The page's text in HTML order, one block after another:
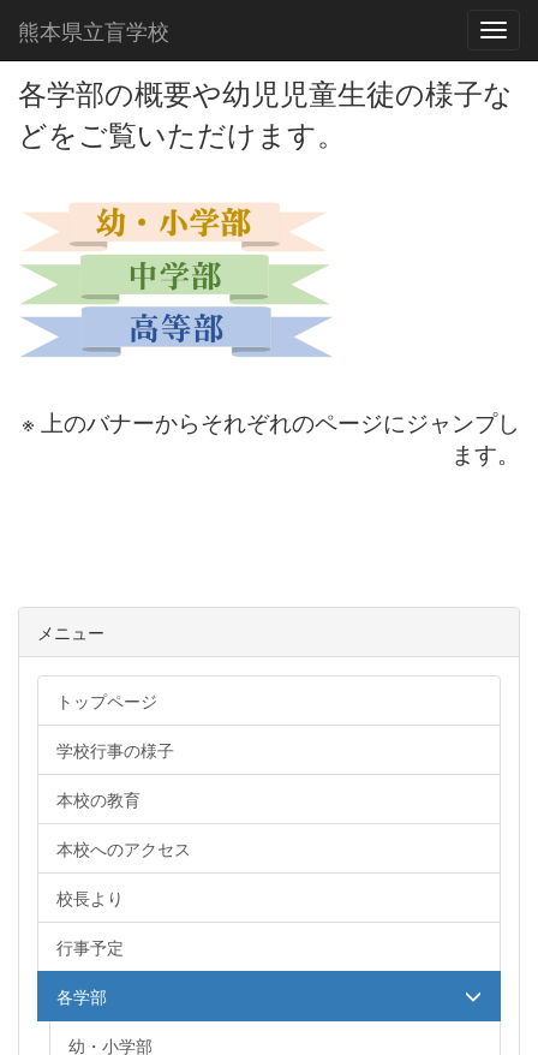
熊本県立盲学校
各学部の概要や幼児児童生徒の様子な
どをご覧いただけます。
※ 上のバナーからそれぞれのページにジャンプし
ます。
メニュー
トップページ
学校行事の様子
本校の教育
本校へのアクセス
校長より
行事予定
各学部
幼・小学部